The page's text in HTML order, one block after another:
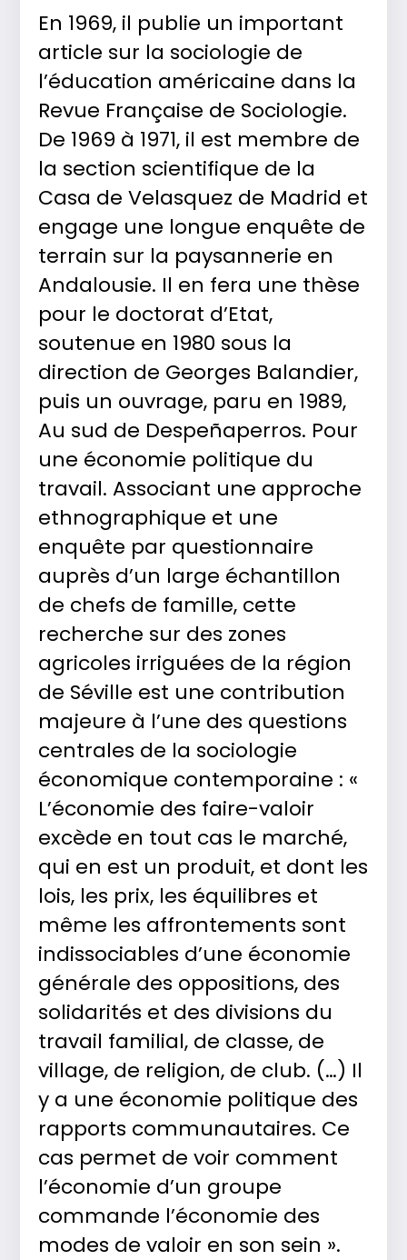
En 1969, il publie un important
article sur la sociologie de
l’éducation américaine dans la
Revue Française de Sociologie.
De 1969 à 1971, il est membre de
la section scientifique de la
Casa de Velasquez de Madrid et
engage une longue enquête de
terrain sur la paysannerie en
Andalousie. Il en fera une thèse
pour le doctorat d’Etat,
soutenue en 1980 sous la
direction de Georges Balandier,
puis un ouvrage, paru en 1989,
Au sud de Despeñaperros. Pour
une économie politique du
travail. Associant une approche
ethnographique et une
enquête par questionnaire
auprès d’un large échantillon
de chefs de famille, cette
recherche sur des zones
agricoles irriguées de la région
de Séville est une contribution
majeure à l’une des questions
centrales de la sociologie
économique contemporaine : «
L’économie des faire-valoir
excède en tout cas le marché,
qui en est un produit, et dont les
lois, les prix, les équilibres et
même les affrontements sont
indissociables d’une économie
générale des oppositions, des
solidarités et des divisions du
travail familial, de classe, de
village, de religion, de club. (…) Il
y a une économie politique des
rapports communautaires. Ce
cas permet de voir comment
l’économie d’un groupe
commande l’économie des
modes de valoir en son sein ».